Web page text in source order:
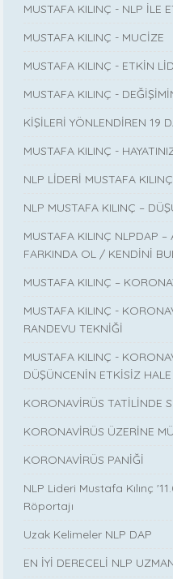
MUSTAFA KILINÇ - NLP İLE
MUSTAFA KILINÇ - MUCİZE
MUSTAFA KILINÇ - ETKİN
MUSTAFA KILINÇ -
KİŞİLERİ YÖNLENDİREN 19
MUSTAFA KILINÇ -
NLP LİDERİ MUSTAFA KILINÇ
NLP MUSTAFA KILINÇ –
MUSTAFA KILINÇ NLPDAP
FARKINDA OL / KENDİNİ BUL
MUSTAFA KILINÇ –
MUSTAFA KILINÇ -
RANDEVU TEKNİĞİ
MUSTAFA KILINÇ -
DÜŞÜNCENİN ETKİSİZ
KORONAVİRÜS TATİLİNDE
KORONAVİRÜS ÜZERİNE
KORONAVİRÜS PANİĞİ
NLP Lideri Mustafa Kılınç
Röportajı
Uzak Kelimeler NLP DAP
EN İYİ DERECELİ NLP